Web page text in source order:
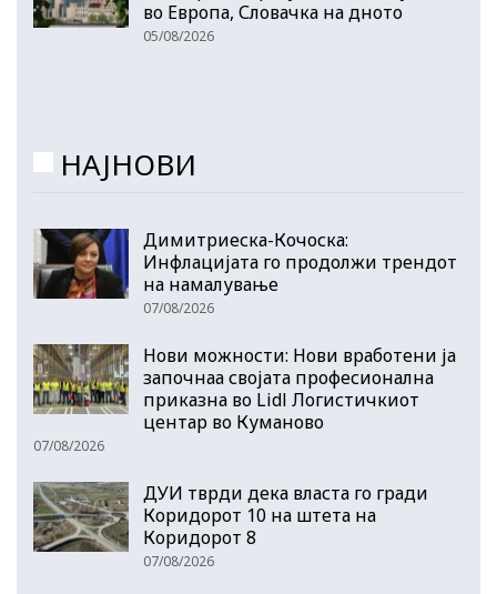
во Европа, Словачка на дното
05/08/2026
НАЈНОВИ
Димитриеска-Кочоска:
Инфлацијата го продолжи трендот
на намалување
07/08/2026
Нови можности: Нови вработени ја
започнаа својата професионална
приказна во Lidl Логистичкиот
центар во Куманово
07/08/2026
ДУИ тврди дека власта го гради
Коридорот 10 на штета на
Коридорот 8
07/08/2026